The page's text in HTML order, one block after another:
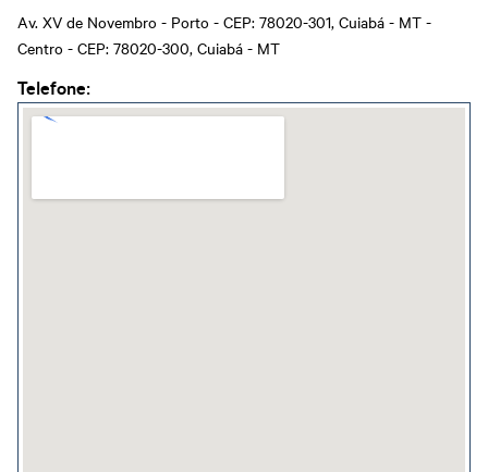
Av. XV de Novembro - Porto - CEP: 78020-301, Cuiabá - MT -
Centro - CEP: 78020-300, Cuiabá - MT
Telefone: